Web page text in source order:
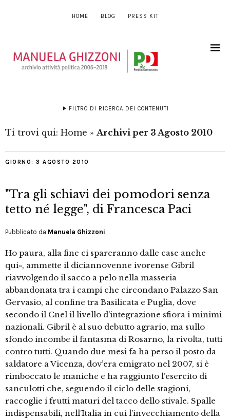
HOME BLOG PRESS KIT
FILTRO DI RICERCA DEI CONTENUTI
Ti trovi qui: Home » Archivi per 3 Agosto 2010
GIORNO: 3 AGOSTO 2010
"Tra gli schiavi dei pomodori senza
tetto né legge", di Francesca Paci
Pubblicato da Manuela Ghizzoni
Ho paura, alla fine ci spareranno dalle case anche
qui», ammette il diciannovenne ivorense Gibril
riavvolgendo il sacco a pelo nella masseria
abbandonata tra i campi che circondano Palazzo San
Gervasio, al confine tra Basilicata e Puglia, dove
secondo il Cnel il livello d’integrazione sfiora i minimi
nazionali. Gibril è al suo debutto agrario, ma sullo
sfondo incombe il fantasma di Rosarno, la rivolta, tutti
contro tutti. Quando due mesi fa ha perso il posto da
saldatore a Vicenza, dov’era emigrato nel 2007, si è
rimboccato le maniche e ha raggiunto l’esercito di
sanculotti che, seguendo il ciclo delle stagioni,
raccoglie i frutti maturi del tacco dello stivale. Spalle
indispensabili, nell’Italia in cui l’invecchiamento della